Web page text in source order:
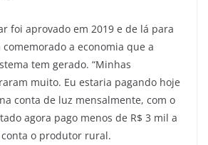
foi aprovado em 2019 e de lá para
a economia que a
tem gerado. “Minhas
muito. Eu estaria pagando hoje
conta de luz mensalmente, com o
agora pago menos de R$ 3 mil a
conta o produtor rural.